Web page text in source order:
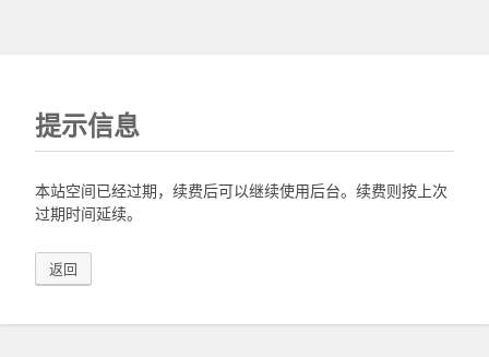
提示信息
本站空间已经过期，续费后可以继续使用后台。续费则按上次
过期时间延续。
返回